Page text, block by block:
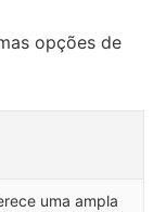
opções de
uma ampla